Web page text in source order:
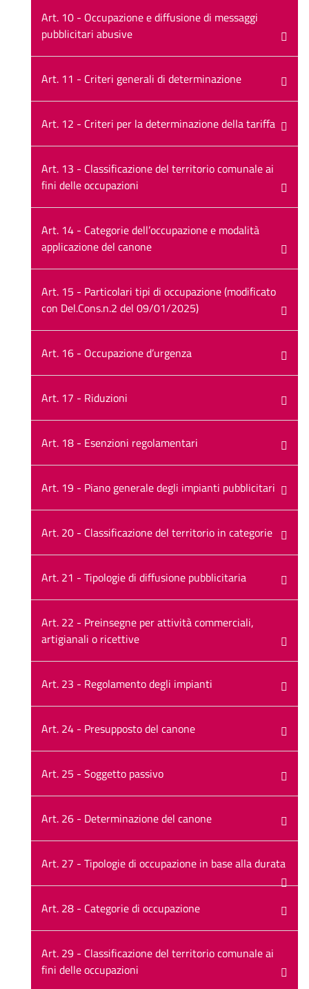
Art. 10 - Occupazione e diffusione di messaggi
pubblicitari abusive
Art. 11 - Criteri generali di determinazione
Art. 12 - Criteri per la determinazione della tariffa
Art. 13 - Classificazione del territorio comunale ai
fini delle occupazioni
Art. 14 - Categorie dell’occupazione e modalità
applicazione del canone
Art. 15 - Particolari tipi di occupazione (modificato
con Del.Cons.n.2 del 09/01/2025)
Art. 16 - Occupazione d’urgenza
Art. 17 - Riduzioni
Art. 18 - Esenzioni regolamentari
Art. 19 - Piano generale degli impianti pubblicitari
Art. 20 - Classificazione del territorio in categorie
Art. 21 - Tipologie di diffusione pubblicitaria
Art. 22 - Preinsegne per attività commerciali,
artigianali o ricettive
Art. 23 - Regolamento degli impianti
Art. 24 - Presupposto del canone
Art. 25 - Soggetto passivo
Art. 26 - Determinazione del canone
Art. 27 - Tipologie di occupazione in base alla durata
Art. 28 - Categorie di occupazione
Art. 29 - Classificazione del territorio comunale ai
fini delle occupazioni